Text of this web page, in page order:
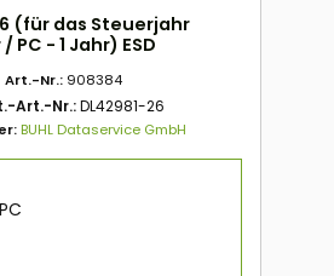
(für das Steuerjahr
PC - 1 Jahr) ESD
Art.-Nr.: 908384
Art.-Nr.:DL42981-26
BUHL Dataservice GmbH